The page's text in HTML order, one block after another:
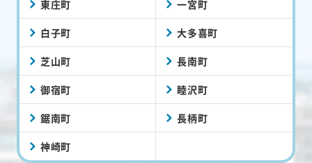
東庄町 一宮町
白子町 大多喜町
芝山町 長南町
御宿町 睦沢町
鋸南町 長柄町
神崎町